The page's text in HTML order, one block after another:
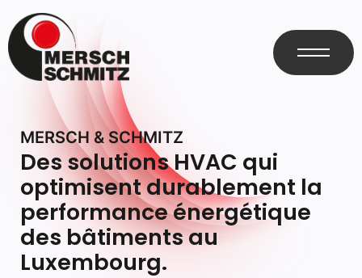
MERSCH & SCHMITZ
Des solutions HVAC qui
optimisent durablement la
performance énergétique
des bâtiments au
Luxembourg.